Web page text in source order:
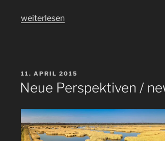
„Luftbilder
weiterlesen
VERÖFFENTLICHT
AM
11. APRIL 2015
Neue Perspektiven /